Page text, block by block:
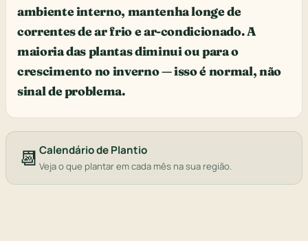
ambiente interno, mantenha longe de
correntes de ar frio e ar-condicionado. A
maioria das plantas diminui ou para o
crescimento no inverno — isso é normal, não
sinal de problema.
📆Calendário de Plantio
Veja o que plantar em cada mês na sua região.